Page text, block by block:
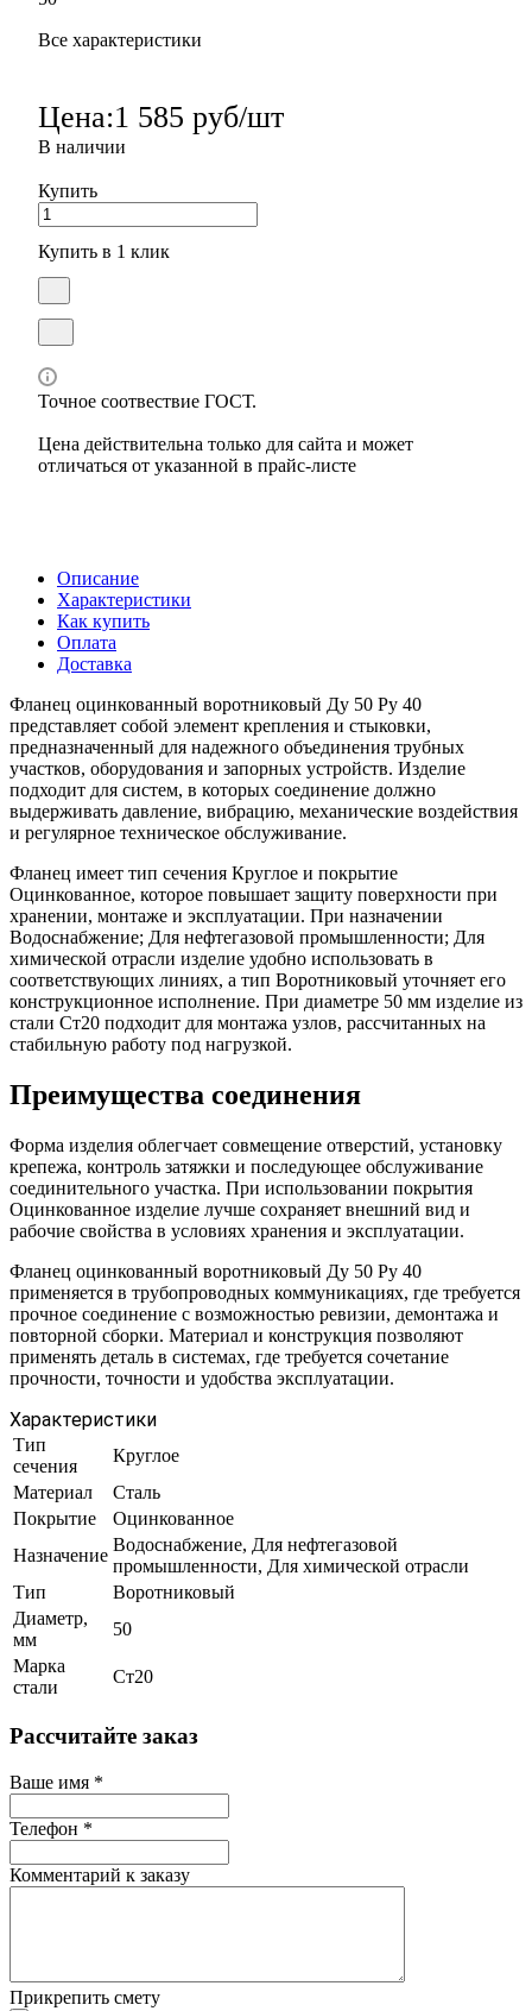
Все характеристики
Цена:1 585 руб/шт
В наличии
Купить
Купить в 1 клик
Точное соотвествие ГОСТ.
Цена действительна только для сайта и может
отличаться от указанной в прайс-листе
Описание
Характеристики
Как купить
Оплата
Доставка
Фланец оцинкованный воротниковый Ду 50 Ру 40
представляет собой элемент крепления и стыковки,
предназначенный для надежного объединения трубных
участков, оборудования и запорных устройств. Изделие
подходит для систем, в которых соединение должно
выдерживать давление, вибрацию, механические воздействия
и регулярное техническое обслуживание.
Фланец имеет тип сечения Круглое и покрытие
Оцинкованное, которое повышает защиту поверхности при
хранении, монтаже и эксплуатации. При назначении
Водоснабжение; Для нефтегазовой промышленности; Для
химической отрасли изделие удобно использовать в
соответствующих линиях, а тип Воротниковый уточняет его
конструкционное исполнение. При диаметре 50 мм изделие из
стали Ст20 подходит для монтажа узлов, рассчитанных на
стабильную работу под нагрузкой.
Преимущества соединения
Форма изделия облегчает совмещение отверстий, установку
крепежа, контроль затяжки и последующее обслуживание
соединительного участка. При использовании покрытия
Оцинкованное изделие лучше сохраняет внешний вид и
рабочие свойства в условиях хранения и эксплуатации.
Фланец оцинкованный воротниковый Ду 50 Ру 40
применяется в трубопроводных коммуникациях, где требуется
прочное соединение с возможностью ревизии, демонтажа и
повторной сборки. Материал и конструкция позволяют
применять деталь в системах, где требуется сочетание
прочности, точности и удобства эксплуатации.
Характеристики
Тип
сечения
Круглое
Материал
Сталь
Покрытие
Оцинкованное
Назначение
Водоснабжение, Для нефтегазовой
промышленности, Для химической отрасли
Тип
Воротниковый
Диаметр,
мм
50
Марка
стали
Ст20
Рассчитайте заказ
Ваше имя *
Телефон *
Комментарий к заказу
Прикрепить смету